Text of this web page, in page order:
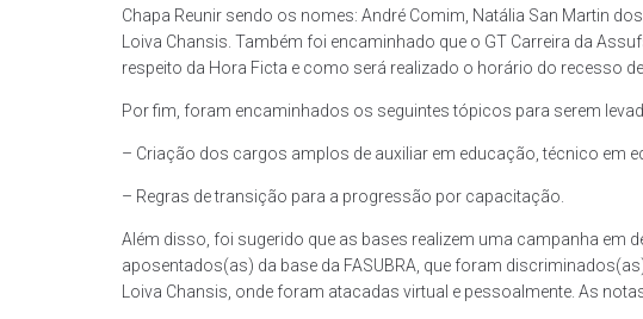
Chapa Reunir sendo os nomes: André Comim, Natália San Martin
Loiva Chansis. Também foi encaminhado que o GT Carreira da
respeito da Hora Ficta e como será realizado o horário do recesso
Por fim, foram encaminhados os seguintes tópicos para serem
– Criação dos cargos amplos de auxiliar em educação, técnico em
– Regras de transição para a progressão por capacitação.
Além disso, foi sugerido que as bases realizem uma campanha em
aposentados(as) da base da FASUBRA, que foram
Loiva Chansis, onde foram atacadas virtual e pessoalmente. As